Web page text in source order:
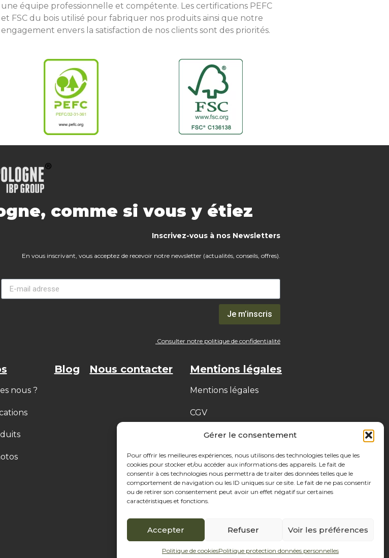
Gérer le consentement
Pour offrir les meilleures expériences, nous utilisons des technologies telles que les
cookies pour stocker et/ou accéder aux informations des appareils. Le fait de
consentir à ces technologies nous permettra de traiter des données telles que le
comportement de navigation ou les ID uniques sur ce site. Le fait de ne pas consentir
ou de retirer son consentement peut avoir un effet négatif sur certaines
caractéristiques et fonctions.
Accepter Refuser Voir les préférences
Politique de cookiesPolitique protection données personnelles
une équipe professionnelle et compétente. Les certifications PEFC
et FSC du bois utilisé pour fabriquer nos produits ainsi que notre
engagement envers la satisfaction de nos clients sont des priorités.
comme si vous y étiez
Inscrivez-vous à nos Newsletters
En vous inscrivant, vous acceptez de recevoir notre newsletter (actualités, conseils, offres).
Je m’inscris
Consulter notre politique de confidentialité
nous ?
Blog Nous contacter Mentions légales
Mentions légales
CGV
Politique protection
Politique de cookies